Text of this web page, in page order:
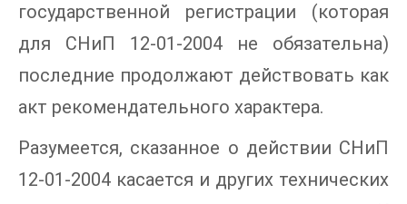
государственной регистрации (которая
для СНиП 12-01-2004 не обязательна)
последние продолжают действовать как
акт рекомендательного характера.
Разумеется, сказанное о действии СНиП
12-01-2004 касается и других технических